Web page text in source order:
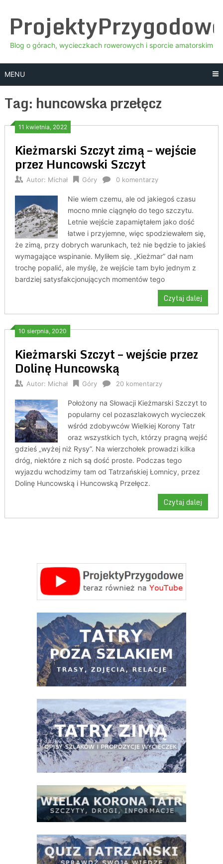
content
Blog o górach, wycieczkach rowerowych i sporcie amatorskim
MENU
Tag: huncowska przełęcz
11 kwietnia, 2022
Kieżmarski Szczyt zimą – wejście
przez Huncowski Szczyt
Autor: Michał Góry 0 komentarzy
Nie wiem czemu, ale od jakiegoś czasu
mocno mnie ciągnęło do tego szczytu.
Letnie wejście zapamiętałem jako dość
łatwe i przyjemne, więc spodziewałem się,
że zimą, przy dobrych warunkach, też nie będzie to jakieś
wymagające wspinanie. Myliłem się. „Kieżmar” dał nam
trochę popalić, ale myślę, że wejście tam było jednym z
bardziej satysfakcjonujących momentów tego
Czytaj dalej
10 sierpnia, 2020
Kieżmarski Szczyt – wejście przez
Dolinę Huncowską
Autor: Michał Góry 20 komentarzy
Położony na Słowacji Kieżmarski Szczyt to
popularny cel pozaszlakowych wycieczek
wśród zdobywców Wielkiej Korony Tatr
oraz wszystkich tych, którzy pragną wejść
gdzieś „wyżej niż Rysy”. Na wierzchołek prowadzi kilka
dróg, niektóre z nich są dość proste. Podczas tego
wyjazdu wchodzimy tam od Tatrzańskiej Łomnicy, przez
Dolinę Huncowską i Huncowską Przełęcz.
Czytaj dalej